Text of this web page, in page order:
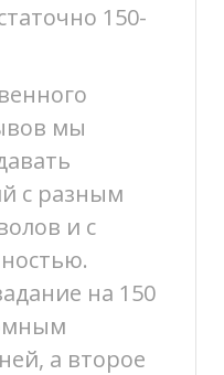
150-
мы
с разным
и с
на 150
а второе